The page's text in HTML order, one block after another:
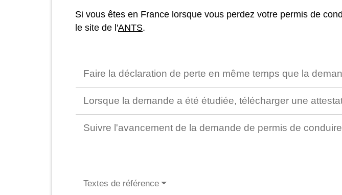
Si vous êtes en France lorsque vous perdez votre permis de
le site de l'ANTS.
Faire la déclaration de perte en même temps que la
Lorsque la demande a été étudiée, télécharger une
Suivre l'avancement de la demande de permis de conduire
Textes de référence